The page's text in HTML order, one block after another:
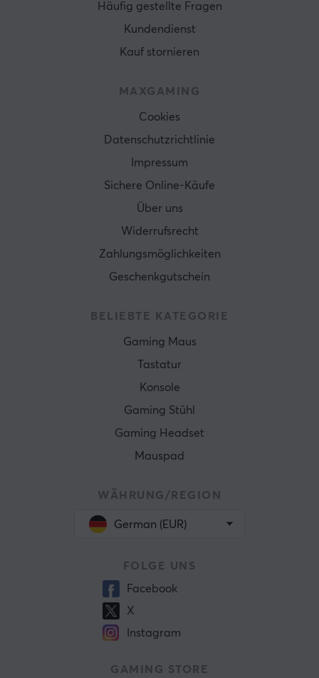
Häufig gestellte Fragen
Kundendienst
Kauf stornieren
MAXGAMING
Cookies
Datenschutzrichtlinie
Impressum
Sichere Online-Käufe
Über uns
Widerrufsrecht
Zahlungsmöglichkeiten
Geschenkgutschein
BELIEBTE KATEGORIE
Gaming Maus
Tastatur
Konsole
Gaming Stühl
Gaming Headset
Mauspad
WÄHRUNG/REGION
German (EUR)
FOLGE UNS
Facebook
X
Instagram
GAMING STORE